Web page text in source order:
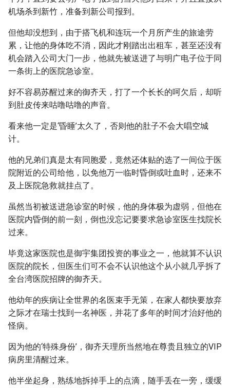
机场杀到新竹，准备到新公司报到。
但他却没想到，由于搭飞机和连玩一个月所产生的旅途劳
累，让他的身体吃不消，因此才刚踏出出租车，甚至还没有
机会踏入公司大门一步，他就先被送进了与明广电子位于同
一条街上的医院急诊室。
好不容易苏醒过来的御齐天，打了一个长长的呵欠后，却听
到肚皮传来咕噜咕噜的声音。
看来他一定是‘昏睡’太久了，否则他的肚子不会大唱空城
计。
他的兄弟们真是太有同胞爱，竟然还体贴的选了一间位于医
院附近的公司给他，以免他万一临时昏倒或吐血时，还来不
及上医院急救就挂点了。
虽然当初被送进急诊室的时候，他的身体极为虚弱，但他在
医院内昏倒的前一刻，倒也没忘记要要求急诊室医生找院长
过来。
毕竟这家医院也是御宇集团投资的事业之一，他就算不认识
医院的院长，但医生们可不会不认识他这个从小就几乎拆了
全台湾医院招牌的御齐天。
他幼年的疾病让全世界的名医束手无策，在家人都快要放弃
之际才在瑞士找到一名神医，并花了多年的时间才治好他的
怪病。
因为他的‘特殊身份’，御齐天理所当然地在尊贵且独立的VIP
病房里清醒过来。
他半坐起身，熟练地拆掉手上的点滴，随手丢在一旁，缓缓